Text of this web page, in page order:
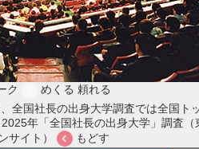
ク めくる 頼れる
全国社長の出身大学調査では全国ト
2025年「全国社長の出身大学」調査
サイト）
もどす